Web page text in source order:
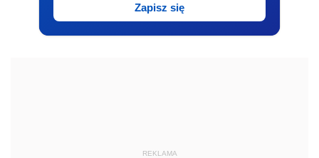
Zapisz się
REKLAMA